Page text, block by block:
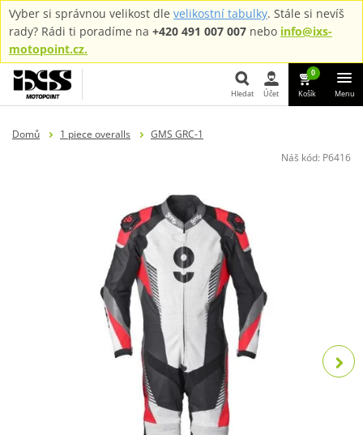
Vyber si správnou velikost dle velikostní tabulky. Stále si nevíš
rady? Rádi ti poradíme na +420 491 007 007 nebo info@ixs-
motopoint.cz.
Hledat Účet
0
Košík Menu
Domů 1 piece overalls
GMS GRC-1
Náš kód: P6416